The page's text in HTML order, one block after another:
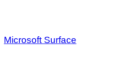
Microsoft Surface